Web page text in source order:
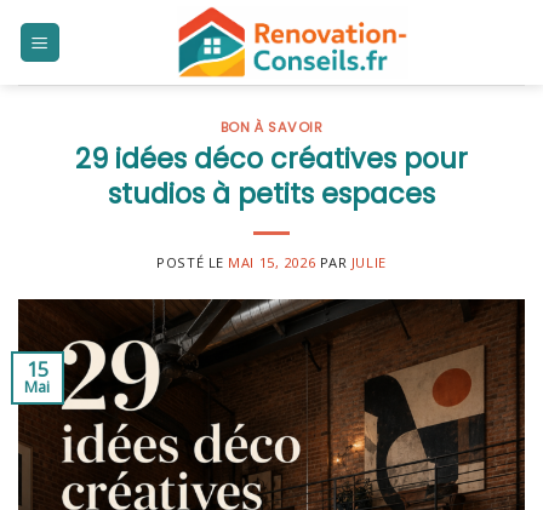
BON À SAVOIR
29 idées déco créatives pour
studios à petits espaces
POSTÉ LE MAI 15, 2026 PAR JULIE
15
Mai